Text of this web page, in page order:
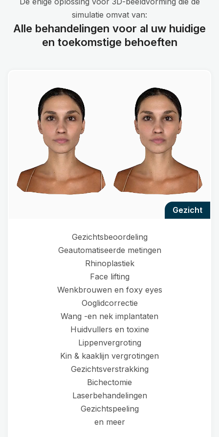
simulatie omvat van:
Alle behandelingen voor al uw huidige
en toekomstige behoeften
gezicht
Gezichtsbeoordeling
Geautomatiseerde metingen
Rhinoplastiek
Face lifting
Wenkbrouwen en foxy eyes
Ooglidcorrectie
Wang -en nek implantaten
Huidvullers en toxine
Lippenvergroting
Kin & kaaklijn vergrotingen
Gezichtsverstrakking
Bichectomie
Laserbehandelingen
Gezichtspeeling
en meer